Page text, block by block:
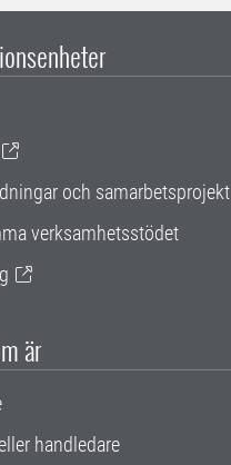
och samarbetsprojekt
verksamhetsstödet
är
handledare